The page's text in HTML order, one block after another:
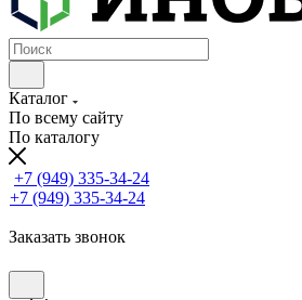
Каталог
По всему сайту
По каталогу
+7 (949) 335-34-24
+7 (949) 335-34-24
Заказать звонок